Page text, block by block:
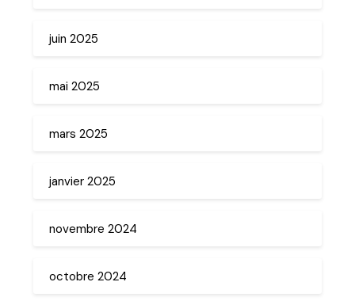
juin 2025
mai 2025
mars 2025
janvier 2025
novembre 2024
octobre 2024